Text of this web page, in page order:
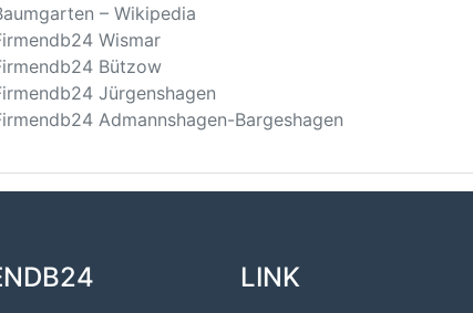
– Wikipedia
Wismar
Bützow
Jürgenshagen
Admannshagen-Bargeshagen
LINK